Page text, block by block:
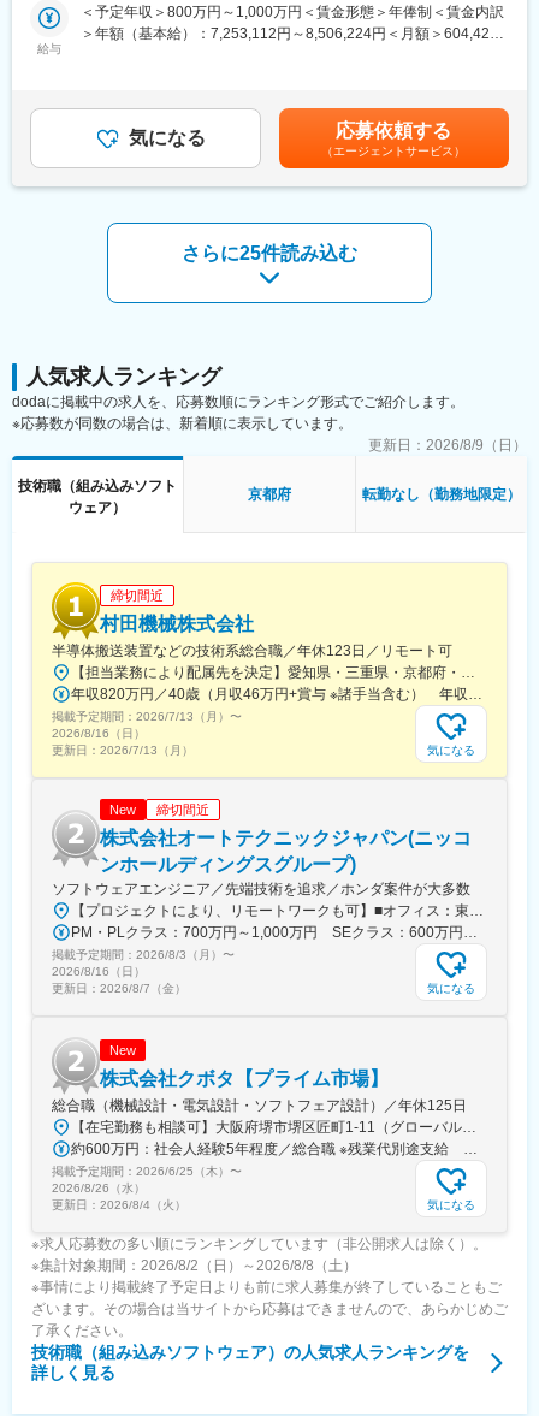
もお客様の要望に応えられるよう、試作、開発を様々な方法で繰
り返し試すことによって、お客様のニーズに合った製品を形にし
ただし、現在は「データはあるがその活用方法が広がっていな
い」状態です。
でなく、営業と連携しながら、どの市場に価値提供するかを定め
る事業成長のカギを担うポジションです。
技術責任者としてアーキテクチャを主導しつつ、プロジェクト推
進・事業方針策定まで担い、技術とビジネスの一貫性を成立させ
■業務詳細
・顧客提出用ドキュメント(要件定義書、設計書、報告書)のレビュ
ー
・システム/ソフトウェアアーキテクチャ設計に関する意思決定
・外部ベンダーとの共同設計・共同開発の推進
・開発チームのリソース計画・優先順位付け
・販路先検討プロジェクトのマネジメント
適な運航ルートや安全判断を支援するソフトウェアを製造・販売
するメーカーです。
防衛分野をはじめ、複数産業で活用が進んでいます。
■組織について
・現在組込ソフトウェア開発を行っているのは4名です。フラット
に議論できる環境で、テックリード（40代前半）を中心に、年次
に関係なく意見を発信できる風土です。
・製品や現在のシステムについてはテックリードの社員より、レ
クチャーをしますので、ご安心ください。
変更の範囲：会社の定める業務
給与
＜予定年収＞800万円～1,000万円＜賃金形態＞年俸制＜賃金内訳
＞年額（基本給）：7,253,112円～8,506,224円＜月額＞604,426
により判断）賃金はあくまでも目安の金額であり、選考を通じて
上下する可能性があります。月給(月額)は固定手当を含めた表記で
す。
気になる 応募依頼する
（エージェントサービス）
さらに25件読み込む
人気求人ランキング
dodaに掲載中の求人を、応募数順にランキング形式でご紹介します。
※応募数が同数の場合は、新着順に表示しています。
更新日： 2026/8/9（日）
技術職（組み込みソフト
ウェア）
京都府 転勤なし（勤務地限定）
締切間近
村田機械株式会社
半導体搬送装置などの技術系総合職／年休123日／リモート可
【担当業務により配属先を決定】愛知県・三重県・京都府・東京都・福岡県の各拠点＜配属先＞ ＼犬山、伊勢は積極採用中／■機械設計（犬山、伊勢、名古屋）※名古屋勤務の場合は、犬山もしくは伊勢で3カ月～1年研修を予定■電気設計（犬山、伊勢、名古屋、京都、福岡）※京都・名古屋・福岡勤務の場合は、犬山もしくは伊勢で3カ月～1年研修を予定■組み込みソフト設計（犬山、伊勢、京都、豊橋）※京都勤務の場合は、犬山・伊勢で3カ月～1年研修を予定■ソフトウェア開発（伊勢、名古屋、豊橋、京都、東京）名古屋・東京・京都勤務の場合は、下記の場所・期間にて研修を受けていただきます。・名古屋勤務：出張ベース（豊橋事業所または犬山事業所）（3カ月～1年程度）・東京勤務：豊橋事業所または犬山事業所（3カ月～1年程度）・京都勤務：豊橋事業所または伊勢事業所（3カ月～1年程度）※マイカー通勤OK（名古屋・豊橋・東京・福岡以外）／駐車場完備※個人の熟練度等により、研修期間は延長・短縮の場合あり※海外出張の可能性あり※受動喫煙対策制度あり
年収820万円／40歳（月収46万円+賞与 ※諸手当含む） 年収760万円／35歳（月収42万円+賞与 ※諸手当含む）
掲載予定期間： 2026/7/13（月） 〜
2026/8/16（日）
更新日： 2026/7/13（月） 気になる
New 締切間近
株式会社オートテクニックジャパン(ニッコ
ンホールディングスグループ)
ソフトウェアエンジニア／先端技術を追求／ホンダ案件が大多数
【プロジェクトにより、リモートワークも可】■オフィス：東京都港区虎ノ門1-17-1 虎ノ門ヒルズ ビジネスタワー15階※虎ノ門駅・虎ノ門ヒルズ駅から徒歩5分勤務地は、東京都内を中心とした首都圏エリアとなります。顧客先オフィスでの勤務がメインとなります。※勤務地・職種のご希望がございましたら面接時にご相談ください。【主要顧客】本田技研工業株式会社／株式会社本田技術研究所／日産自動車株式会社／三菱自動車工業株式会社／株式会社ホンダアクセス／株式会社ホンダ・レーシング／ボッシュ株式会社／武蔵精密工業株式会社／Astemo株式会社／Honda R&D America,Inc.…など
PM・PLクラス：700万円～1,000万円 SEクラス：600万円～700万円
掲載予定期間： 2026/8/3（月） 〜
2026/8/16（日）
更新日： 2026/8/7（金） 気になる
New
株式会社クボタ【プライム市場】
総合職（機械設計・電気設計・ソフトフェア設計）／年休125日
【在宅勤務も相談可】大阪府堺市堺区匠町1-11（グローバル技術研究所）および必要に応じて従業員の自宅（※）※テレワークは規程やガイドラインに則り行うことができます。＜アクセス＞南海本線・堺駅からバス20分南海高野線・堺東駅からバス25分JR阪和線・堺市駅からバス30分※敷地内禁煙（屋内・屋外喫煙可能場所あり）
約600万円：社会人経験5年程度／総合職 ※残業代別途支給 約750万円：社会人経験10年程度／総合職 ※残業代別途支給
掲載予定期間： 2026/6/25（木） 〜
2026/8/26（水）
更新日： 2026/8/4（火） 気になる
※求人応募数の多い順にランキングしています（非公開求人は除く）。
※集計対象期間：2026/8/2（日）～2026/8/8（土）
※事情により掲載終了予定日よりも前に求人募集が終了していることもご
ざいます。その場合は当サイトから応募はできませんので、あらかじめご
了承ください。
技術職（組み込みソフトウェア） の人気求人ランキングを
詳しく見る